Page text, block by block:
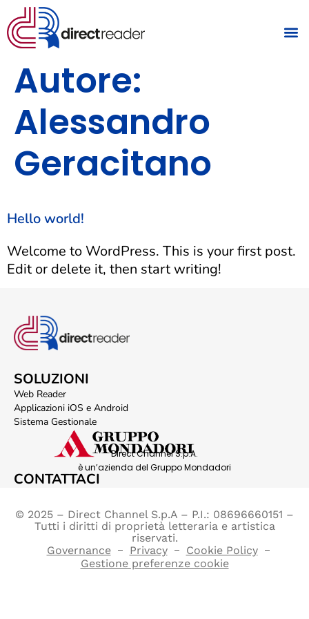
Autore:
Alessandro
Geracitano
Hello world!
Welcome to WordPress. This is your first post.
Edit or delete it, then start writing!
SOLUZIONI
Web Reader
Applicazioni iOS e Android
Sistema Gestionale
Direct Channel S.p.A.
è un’azienda del Gruppo Mondadori
CONTATTACI
© 2025 – Direct Channel S.p.A – P.I.: 08696660151 –
Tutti i diritti di proprietà letteraria e artistica
riservati.
Governance
Privacy
Cookie Policy
Gestione preferenze cookie